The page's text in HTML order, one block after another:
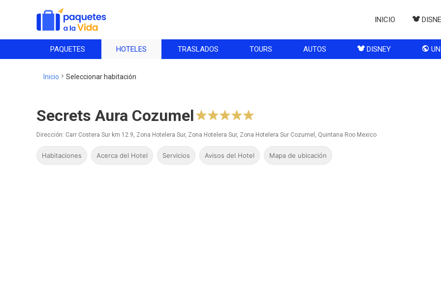
INICIO
PAQUETES HOTELES TRASLADOS TOURS AUTOS DISNEY
Inicio Seleccionar habitación
Secrets Aura Cozumel
Dirección: Carr Costera Sur km 12.9, Zona Hotelera Sur, Zona Hotelera Sur, Zona Hotelera Sur Cozumel, Quintana Roo Mexico
Habitaciones Acerca del Hotel Servicios Avisos del Hotel Mapa de ubicación